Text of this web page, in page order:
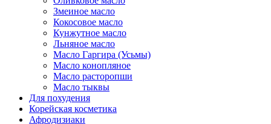
Змеиное масло
Кокосовое масло
Кунжутное масло
Льняное масло
Масло Гаргира (Усьмы)
Масло конопляное
Масло расторопши
Масло тыквы
Для похудения
Корейская косметика
Афродизиаки